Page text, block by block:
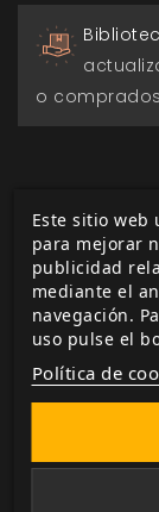
o
Entre los
montañas
del lugar
Ilustrado
Este sitio web
para mejorar
publicidad
mediante el
navegación.
uso pulse el
Política de